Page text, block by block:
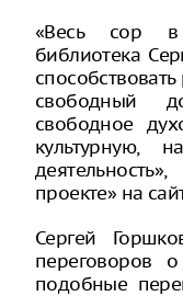
«Весь сор
библиотека
свободный
свободное
культурную,
проекте» на
Сергей
переговоров
подобные